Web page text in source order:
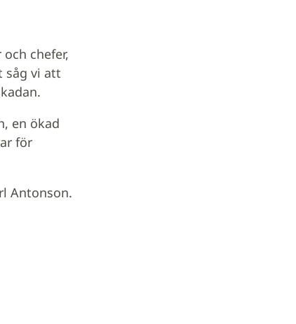
chefer,
såg vi att
en ökad
för
Antonson.